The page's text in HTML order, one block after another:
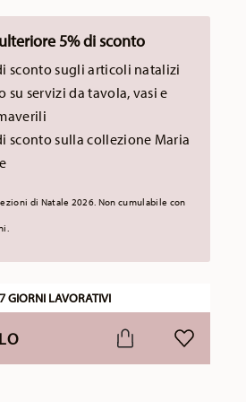
5% di sconto
sconto sugli articoli natalizi
su servizi da tavola, vasi e
sconto sulla collezione Maria
di Natale 2026. Non cumulabile con
GIORNI LAVORATIVI
LISTA